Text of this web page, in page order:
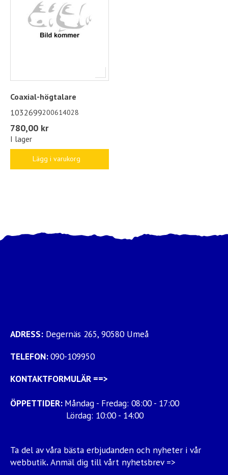
Coaxial-högtalare
1032699200614028
780,00 kr
I lager
Lägg i varukorg
ADRESS: Degernäs 265, 90580 Umeå
TELEFON:090-109950
KONTAKTFORMULÄR ==>
ÖPPETTIDER: Måndag - Fredag: 08:00 - 17:00
Lördag: 10:00 - 14:00
Ta del av våra bästa erbjudanden och nyheter i vår
webbutik.Anmäl dig till vårt nyhetsbrev =>